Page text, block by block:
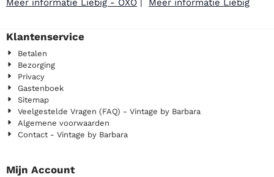
Meer informatie Liebig - OXO | Meer informatie Liebig
Klantenservice
Betalen
Bezorging
Privacy
Gastenboek
Sitemap
Veelgestelde Vragen (FAQ) - Vintage by Barbara
Algemene voorwaarden
Contact - Vintage by Barbara
Mijn Account